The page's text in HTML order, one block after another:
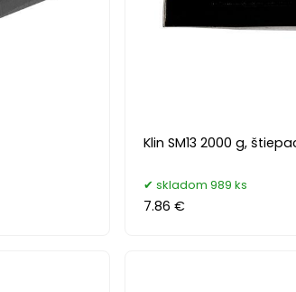
Klin SM13 2000 g,
skladom 989 ks
7.86 €